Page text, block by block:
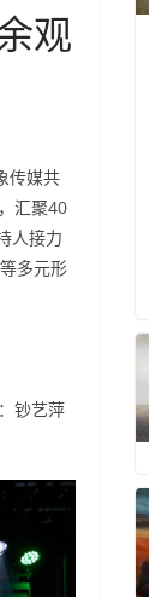
观
传媒共
汇聚40
人接力
多元形
钞艺萍